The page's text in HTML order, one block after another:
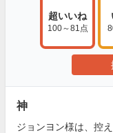
超いいね
100～81点
神
ジョンヨン様は、控